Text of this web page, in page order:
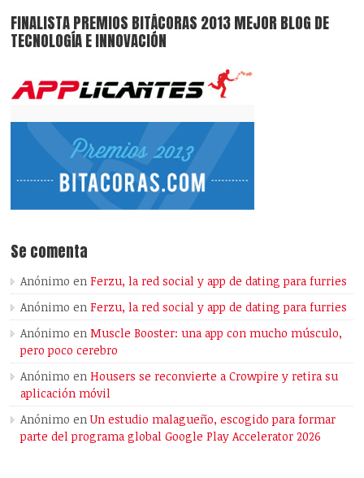
FINALISTA PREMIOS BITÁCORAS 2013 MEJOR BLOG DE
TECNOLOGÍA E INNOVACIÓN
Se comenta
Anónimo enFerzu, la red social y app de dating para furries
Anónimo enFerzu, la red social y app de dating para furries
Anónimo enMuscle Booster: una app con mucho músculo,
pero poco cerebro
Anónimo enHousers se reconvierte a Crowpire y retira su
aplicación móvil
Anónimo enUn estudio malagueño, escogido para formar
parte del programa global Google Play Accelerator 2026